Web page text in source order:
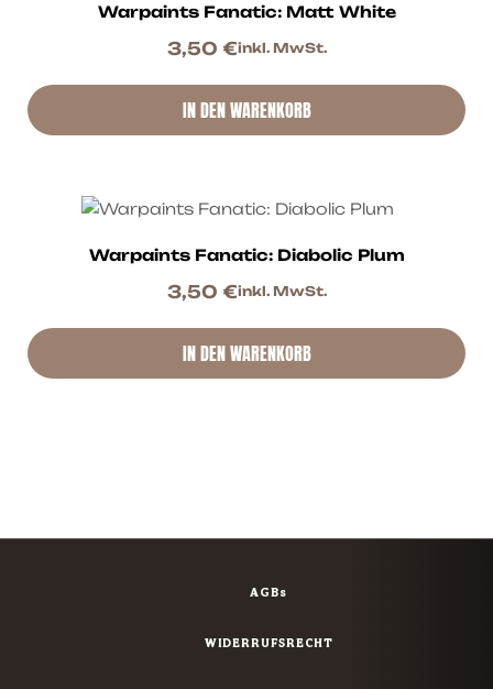
Warpaints Fanatic: Matt White
3,50 €inkl. MwSt.
IN DEN WARENKORB
Warpaints Fanatic: Diabolic Plum
3,50 €inkl. MwSt.
IN DEN WARENKORB
AGBs
WIDERRUFSRECHT